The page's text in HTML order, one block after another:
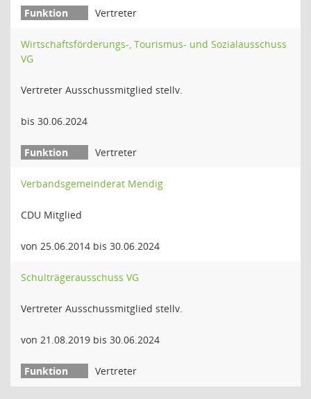
Vertreter
Wirtschaftsförderungs-, Tourismus- und Sozialausschuss
VG
Vertreter Ausschussmitglied stellv.
bis 30.06.2024
Vertreter
Verbandsgemeinderat Mendig
CDU Mitglied
von 25.06.2014 bis 30.06.2024
Schulträgerausschuss VG
Vertreter Ausschussmitglied stellv.
von 21.08.2019 bis 30.06.2024
Vertreter